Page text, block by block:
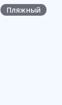
Пляжный